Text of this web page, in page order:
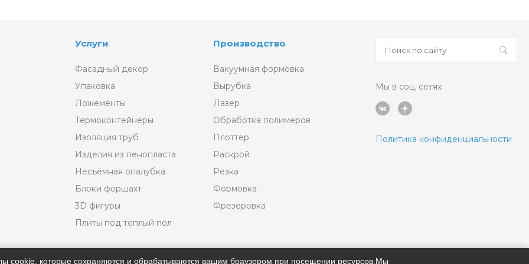
Услуги
Фасадный декор
Упаковка
Ложементы
Термоконтейнеры
Изоляция труб
Изделия из пенопласта
Несъёмная опалубка
Блоки форшахт
3D фигуры
Плиты под теплый пол
Производство
Вакуумная формовка
Вырубка
Лазер
Обработка полимеров
Плоттер
Раскрой
Резка
Формовка
Фрезеровка
Мы в соц. сетях
Политика конфиденциальности
cookie, которые сохраняются и обрабатываются вашим браузером при посещении ресурсов.Мы